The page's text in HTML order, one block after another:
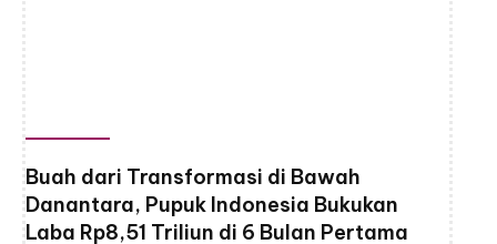
Buah dari Transformasi di Bawah
Danantara, Pupuk Indonesia Bukukan
Laba Rp8,51 Triliun di 6 Bulan Pertama